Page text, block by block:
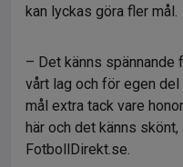
kan lyckas göra fler mål.
– Det känns spännande
vårt lag och för egen
mål extra tack vare
här och det känns
FotbollDirekt.se.